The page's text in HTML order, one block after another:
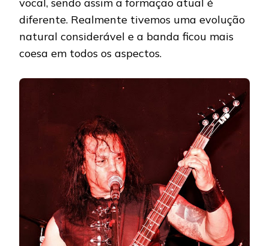
diferente. Realmente tivemos uma evolução
natural considerável e a banda ficou mais
coesa em todos os aspectos.